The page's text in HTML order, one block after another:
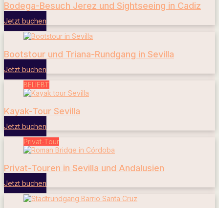
Bodega-Besuch Jerez und Sightseeing in Cadiz
Jetzt buchen
Bootstour und Triana-Rundgang in Sevilla
Jetzt buchen
BELIEBT
Kayak-Tour Sevilla
Jetzt buchen
Privat-Tour
Privat-Touren in Sevilla und Andalusien
Jetzt buchen